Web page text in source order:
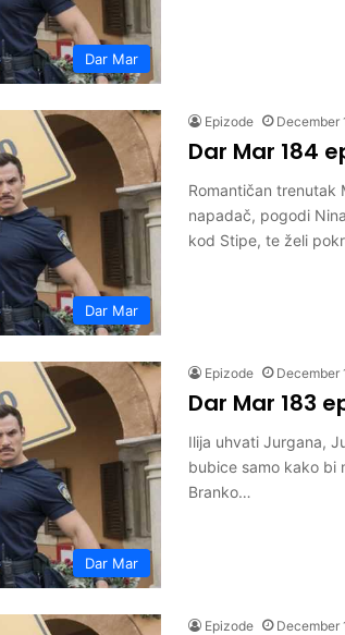
Dar Mar
Dar Mar
Epizode December
Dar Mar 184
Romantičan trenutak
napadač, pogodi
kod Stipe, te želi
Dar Mar
Epizode December
Dar Mar 183
Ilija uhvati Jurgana,
bubice samo kako bi
Branko…
Epizode December